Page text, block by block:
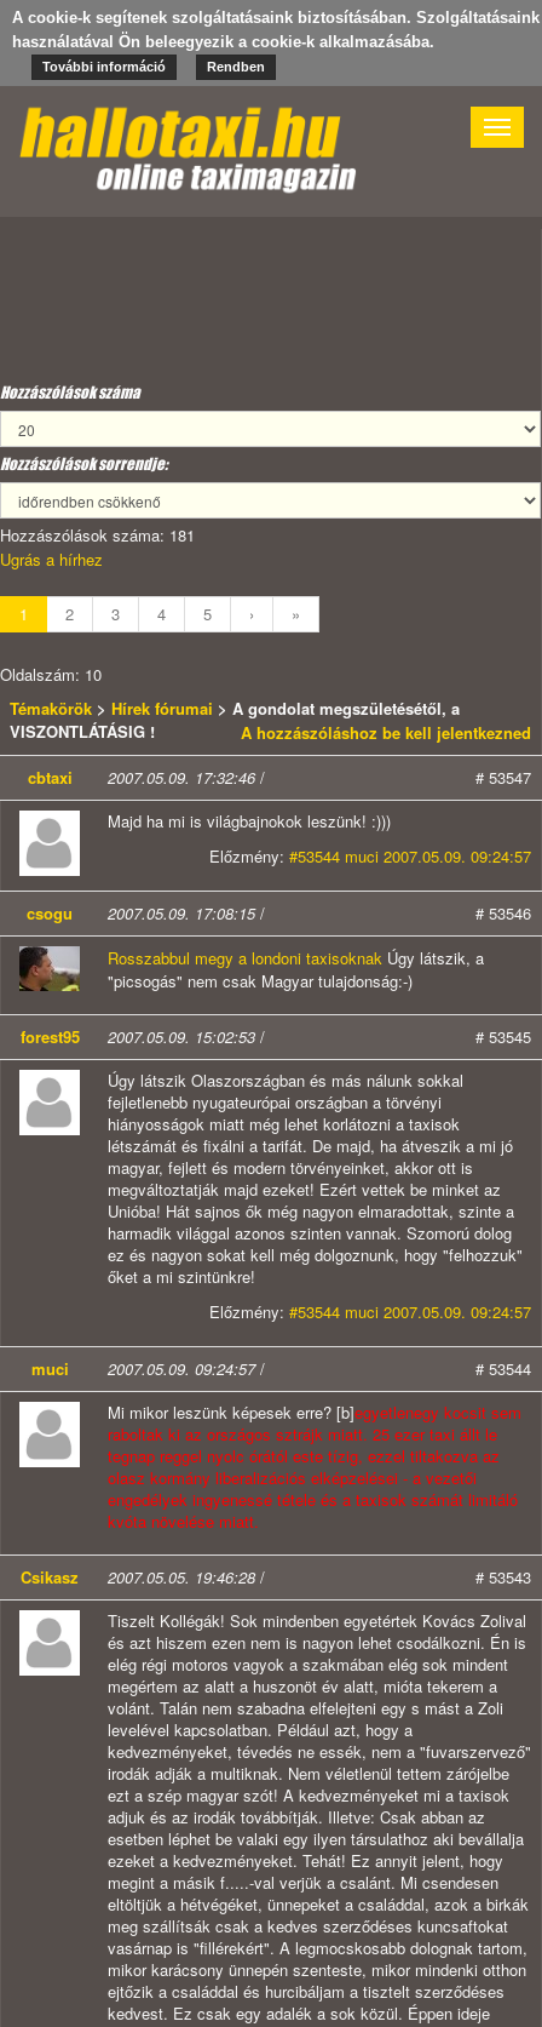
A cookie-k segítenek szolgáltatásaink biztosításában. Szolgáltatásaink
használatával Ön beleegyezik a cookie-k alkalmazásába.
További információ Rendben
Toggle
Hozzászólások száma
Hozzászólások sorrendje:
Hozzászólások száma: 181
Ugrás a hírhez
1 2 3 4 5 › »
Oldalszám: 10
Témakörök > Hírek fórumai > A gondolat megszületésétől, a
VISZONTLÁTÁSIG !
A hozzászóláshoz be kell jelentkezned
cbtaxi
2007.05.09. 17:32:46/
# 53547
Majd ha mi is világbajnokok leszünk! :)))
Előzmény: #53544 muci 2007.05.09. 09:24:57
csogu 2007.05.09. 17:08:15/
# 53546
Rosszabbul megy a londoni taxisoknak Úgy látszik, a
"picsogás" nem csak Magyar tulajdonság:-)
forest95 2007.05.09. 15:02:53 /
# 53545
Úgy látszik Olaszországban és más nálunk sokkal
fejletlenebb nyugateurópai országban a törvényi
hiányosságok miatt még lehet korlátozni a taxisok
létszámát és fixálni a tarifát. De majd, ha átveszik a mi jó
magyar, fejlett és modern törvényeinket, akkor ott is
megváltoztatják majd ezeket! Ezért vettek be minket az
Unióba! Hát sajnos ők még nagyon elmaradottak, szinte a
harmadik világgal azonos szinten vannak. Szomorú dolog
ez és nagyon sokat kell még dolgoznunk, hogy "felhozzuk"
őket a mi szintünkre!
Előzmény: #53544 muci 2007.05.09. 09:24:57
muci 2007.05.09. 09:24:57/
# 53544
Mi mikor leszünk képesek erre? [b]egyetlenegy kocsit sem
raboltak ki az országos sztrájk miatt. 25 ezer taxi állt le
tegnap reggel nyolc órától este tízig, ezzel tiltakozva az
olasz kormány liberalizációs elképzelései - a vezetői
engedélyek ingyenessé tétele és a taxisok számát limitáló
kvóta növelése miatt.
Csikasz 2007.05.05. 19:46:28 /
# 53543
Tiszelt Kollégák! Sok mindenben egyetértek Kovács Zolival
és azt hiszem ezen nem is nagyon lehet csodálkozni. Én is
elég régi motoros vagyok a szakmában elég sok mindent
megértem az alatt a huszonöt év alatt, mióta tekerem a
volánt. Talán nem szabadna elfelejteni egy s mást a Zoli
levelével kapcsolatban. Például azt, hogy a
kedvezményeket, tévedés ne essék, nem a "fuvarszervező"
irodák adják a multiknak. Nem véletlenül tettem zárójelbe
ezt a szép magyar szót! A kedvezményeket mi a taxisok
adjuk és az irodák továbbítják. Illetve: Csak abban az
esetben léphet be valaki egy ilyen társulathoz aki bevállalja
ezeket a kedvezményeket. Tehát! Ez annyit jelent, hogy
megint a másik f.....-val verjük a csalánt. Mi csendesen
eltöltjük a hétvégéket, ünnepeket a családdal, azok a birkák
meg szállítsák csak a kedves szerződéses kuncsaftokat
vasárnap is "fillérekért". A legmocskosabb dolognak tartom,
mikor karácsony ünnepén szenteste, mikor mindenki otthon
ejtőzik a családdal és hurcibáljam a tisztelt szerződéses
kedvest. Ez csak egy adalék a sok közül. Éppen ideje